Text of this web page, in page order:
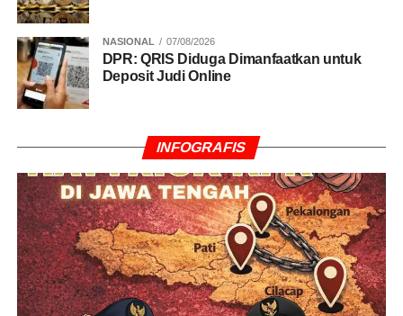
7 Jurus Ampuh Usir Semut dari Tanaman Cabai
NASIONAL 07/08/2026
DPR: QRIS Diduga Dimanfaatkan untuk
Deposit Judi Online
INFOGRAFIS